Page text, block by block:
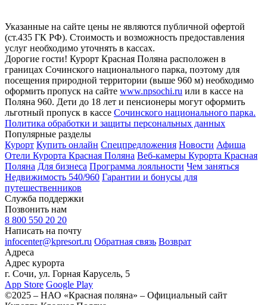
Указанные на сайте цены не являются публичной офертой
(ст.435 ГК РФ). Стоимость и возможность предоставления
услуг необходимо уточнять в кассах.
Дорогие гости! Курорт Красная Поляна расположен в
границах Сочинского национального парка, поэтому для
посещения природной территории (выше 960 м) необходимо
оформить пропуск на сайте www.npsochi.ru или в кассе на
Поляна 960. Дети до 18 лет и пенсионеры могут оформить
льготный пропуск в кассе Сочинского национального парка.
Политика обработки и защиты персональных данных
Популярные разделы
Курорт Купить онлайн Спецпредложения Новости Афиша
Отели Курорта Красная Поляна Веб-камеры Курорта Красная
Поляна Для бизнеса Программа лояльности Чем заняться
Недвижимость 540/960 Гарантии и бонусы для
путешественников
Служба поддержки
Позвонить нам
8 800 550 20 20
Написать на почту
infocenter@kpresort.ru Обратная связь Возврат
Адреса
Адрес курорта
г. Сочи, ул. Горная Карусель, 5
App Store Google Play
©2025 – НАО «Красная поляна» – Официальный сайт